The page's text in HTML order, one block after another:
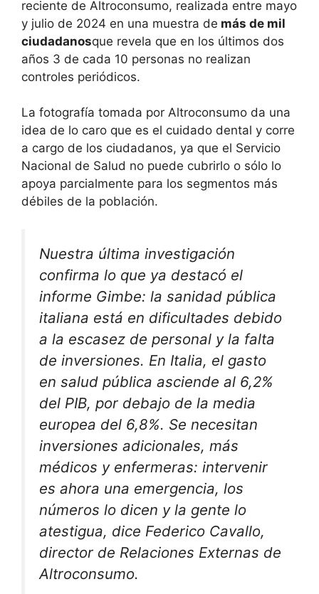
reciente de Altroconsumo, realizada entre mayo
y julio de 2024 en una muestra de más de mil
ciudadanosque revela que en los últimos dos
años 3 de cada 10 personas no realizan
controles periódicos.
La fotografía tomada por Altroconsumo da una
idea de lo caro que es el cuidado dental y corre
a cargo de los ciudadanos, ya que el Servicio
Nacional de Salud no puede cubrirlo o sólo lo
apoya parcialmente para los segmentos más
débiles de la población.
Nuestra última investigación
confirma lo que ya destacó el
informe Gimbe: la sanidad pública
italiana está en dificultades debido
a la escasez de personal y la falta
de inversiones. En Italia, el gasto
en salud pública asciende al 6,2%
del PIB, por debajo de la media
europea del 6,8%. Se necesitan
inversiones adicionales, más
médicos y enfermeras: intervenir
es ahora una emergencia, los
números lo dicen y la gente lo
atestigua, dice Federico Cavallo,
director de Relaciones Externas de
Altroconsumo.